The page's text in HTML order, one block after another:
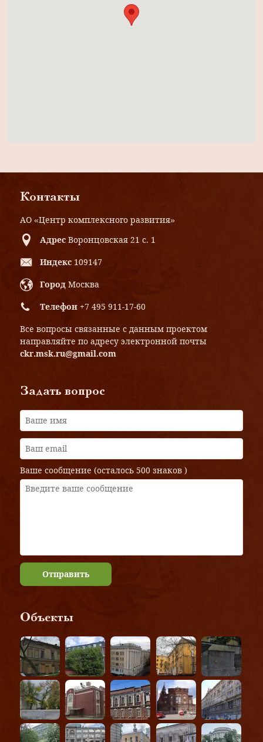
Контакты
АО «Центр комплексного развития»
Адрес Воронцовская 21 с. 1
Индекс 109147
Город Москва
Телефон +7 495 911-17-60
Все вопросы связанные с данным проектом
направляйте по адресу электронной почты
ckr.msk.ru@gmail.com
Задать вопрос
Ваше сообщение (осталось 500 знаков )
Отправить
Объекты